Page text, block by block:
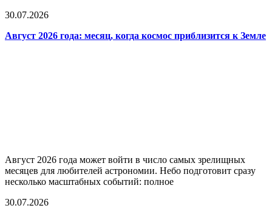
30.07.2026
Август 2026 года: месяц, когда космос приблизится к Земле
Август 2026 года может войти в число самых зрелищных
месяцев для любителей астрономии. Небо подготовит сразу
несколько масштабных событий: полное
30.07.2026